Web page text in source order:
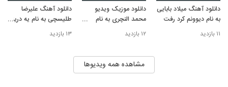
دانلود آهنگ میلاد بابایی
به نام دیوونم کرد رفت
۱۱ بازدید
دانلود موزیک ویدیو
محمد النچری به نام
محال
۱۲ بازدید
دانلود آهنگ علیرضا
طلیسچی به نام یه دریا
نریم
۱۳ بازدید
مشاهده همه ویدیوها